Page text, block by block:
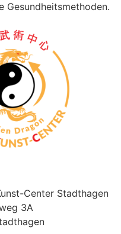
Gesundheitsmethoden.
Center Stadthagen
3A